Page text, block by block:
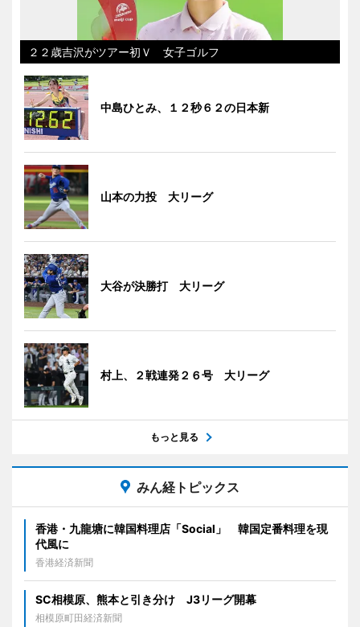
２２歳吉沢がツアー初Ｖ 女子ゴルフ
中島ひとみ、１２秒６２の日本新
山本の力投 大リーグ
大谷が決勝打 大リーグ
村上、２戦連発２６号 大リーグ
もっと見る
みん経トピックス
香港・九龍塘に韓国料理店「Social」 韓国定番料理を現
代風に
香港経済新聞
SC相模原、熊本と引き分け J3リーグ開幕
相模原町田経済新聞